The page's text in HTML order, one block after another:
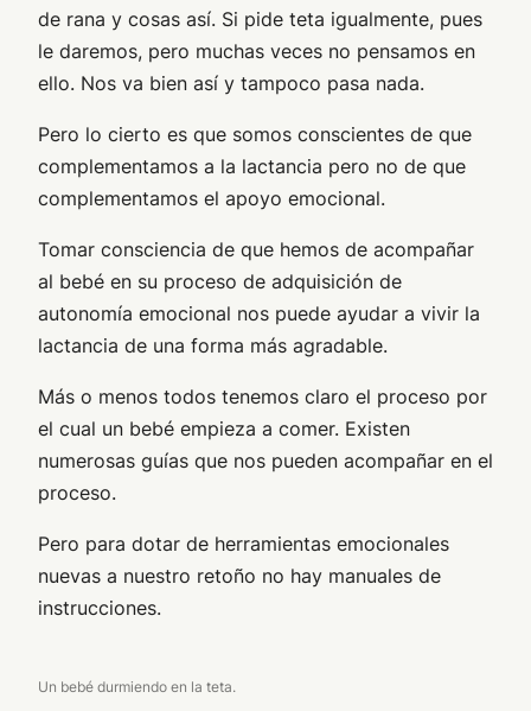
de rana y cosas así. Si pide teta igualmente, pues
le daremos, pero muchas veces no pensamos en
ello. Nos va bien así y tampoco pasa nada.
Pero lo cierto es que somos conscientes de que
complementamos a la lactancia pero no de que
complementamos el apoyo emocional.
Tomar consciencia de que hemos de acompañar
al bebé en su proceso de adquisición de
autonomía emocional nos puede ayudar a vivir la
lactancia de una forma más agradable.
Más o menos todos tenemos claro el proceso por
el cual un bebé empieza a comer. Existen
numerosas guías que nos pueden acompañar en el
proceso.
Pero para dotar de herramientas emocionales
nuevas a nuestro retoño no hay manuales de
instrucciones.
Un bebé durmiendo en la teta.